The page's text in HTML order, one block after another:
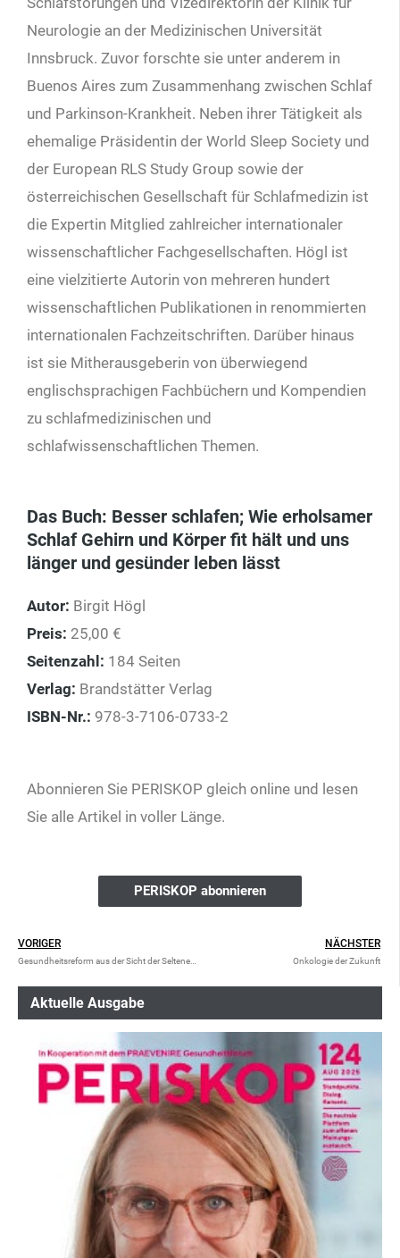
Neurologie an der Medizinischen Universität
Innsbruck. Zuvor forschte sie unter anderem in
Buenos Aires zum Zusammenhang zwischen Schlaf
und Parkinson-Krankheit. Neben ihrer Tätigkeit als
ehemalige Präsidentin der World Sleep Society und
der European RLS Study Group sowie der
österreichischen Gesellschaft für Schlafmedizin ist
die Expertin Mitglied zahlreicher internationaler
wissenschaftlicher Fachgesellschaften. Högl ist
eine vielzitierte Autorin von mehreren hundert
wissenschaftlichen Publikationen in renommierten
internationalen Fachzeitschriften. Darüber hinaus
ist sie Mitherausgeberin von überwiegend
englischsprachigen Fachbüchern und Kompendien
zu schlafmedizinischen und
schlafwissenschaftlichen Themen.
Das Buch: Besser schlafen; Wie erholsamer
Schlaf Gehirn und Körper fit hält und uns
länger und gesünder leben lässt
Autor: Birgit Högl
Preis: 25,00 €
Seitenzahl: 184 Seiten
Verlag: Brandstätter Verlag
ISBN-Nr.: 978-3-7106-0733-2
Abonnieren Sie PERISKOP gleich online und lesen
Sie alle Artikel in voller Länge.
PERISKOP abonnieren
VORIGER NÄCHSTER
Onkologie der Zukunft
Aktuelle Ausgabe